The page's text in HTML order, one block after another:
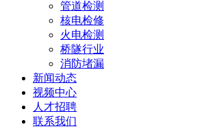
管道检测
核电检修
火电检测
桥隧行业
消防堵漏
新闻动态
视频中心
人才招聘
联系我们